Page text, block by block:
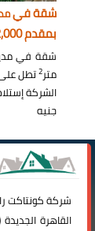
شقة في
بمقدم 3,522,000 ج
شقة في
متر2
جنيه
شركةكونتاكت
القاهرة الجديدة